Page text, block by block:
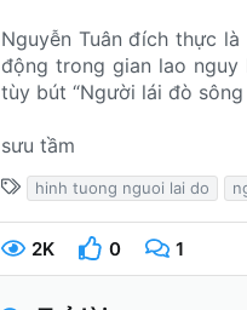
Nguyễn Tuân đích thực
động trong gian lao nguy
tùy bút “Người lái đò
sưu tầm
T
k
hinh tuong nguoi lai do
2K 0 1